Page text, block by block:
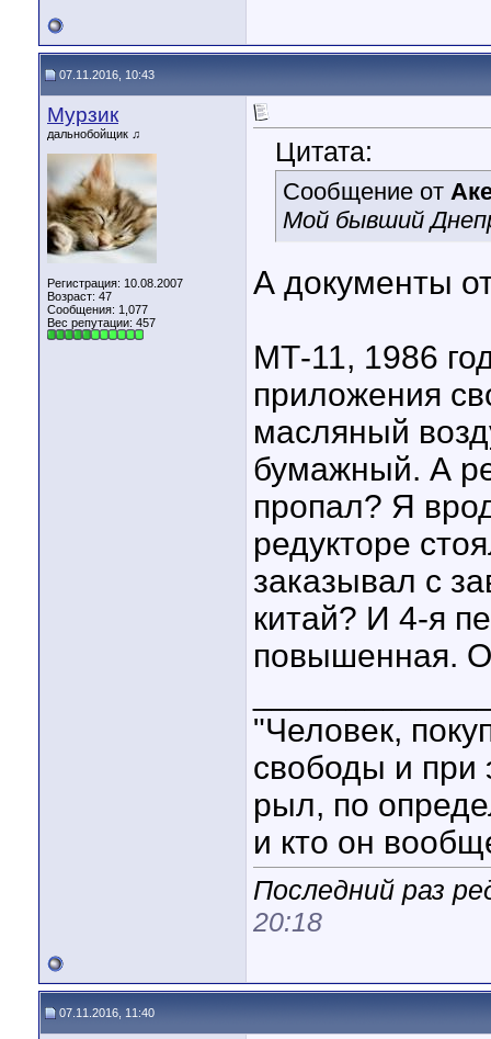
07.11.2016, 10:43
Мурзик
дальнобойщик ♫
Регистрация: 10.08.2007
Возраст: 47
Сообщения: 1,077
Вес репутации: 457
Цитата:
Сообщение от
Мой бывший
А документы
МТ-11, 1986
приложения
масляный
бумажный. А
пропал? Я
редукторе
заказывал с
китай? И 4-я
повышенная.
"Человек,
свободы и при
рыл, по
и кто он
Последний раз
20:18
07.11.2016, 11:40